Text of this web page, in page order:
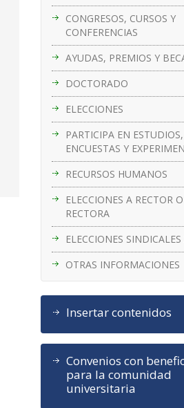
CONGRESOS, CURSOS Y
CONFERENCIAS
AYUDAS, PREMIOS Y
DOCTORADO
ELECCIONES
PARTICIPA EN ESTUDIOS,
ENCUESTAS Y
RECURSOS HUMANOS
ELECCIONES A RECTOR O
RECTORA
ELECCIONES
OTRAS INFORMACIONES
Insertar contenidos
Convenios con
para la comunidad
universitaria